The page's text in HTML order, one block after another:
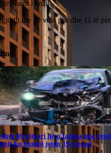
Naim Ismaili.
me 19 vota pro dhe 11 të
46-vjeçari që u largua nga
ku humbi jetën 19-vjeçari